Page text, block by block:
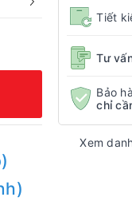
Tiết
Tư
Bảo
chỉ
Xem